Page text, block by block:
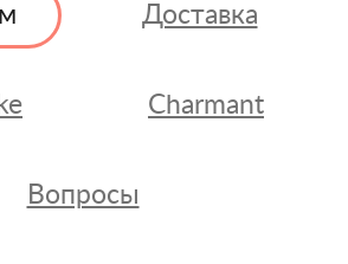
Доставка
Charmant
Вопросы